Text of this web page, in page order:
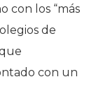
con los “más
de
con un